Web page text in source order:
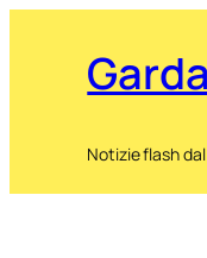
Notizie flash